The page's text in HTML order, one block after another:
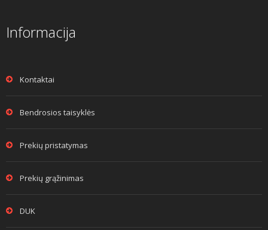
Informacija
Kontaktai
Bendrosios taisyklės
Prekių pristatymas
Prekių grąžinimas
DUK